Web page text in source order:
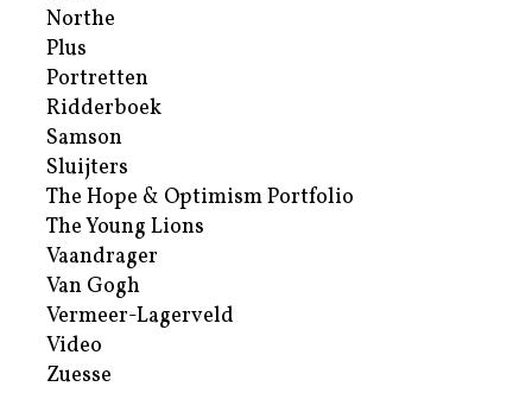
Northe
Plus
Portretten
Ridderboek
Samson
Sluijters
The Hope & Optimism Portfolio
The Young Lions
Vaandrager
Van Gogh
Vermeer-Lagerveld
Video
Zuesse